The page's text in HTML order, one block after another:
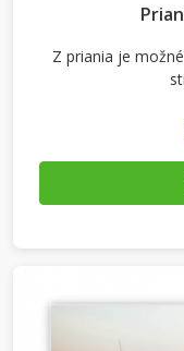
Z priania je